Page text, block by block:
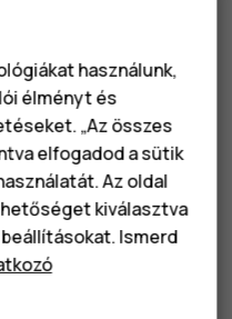
válaszok
használunk,
élményt és
„Az összes
elfogadod a sütik
Az oldal
kiválasztva
Ismerd